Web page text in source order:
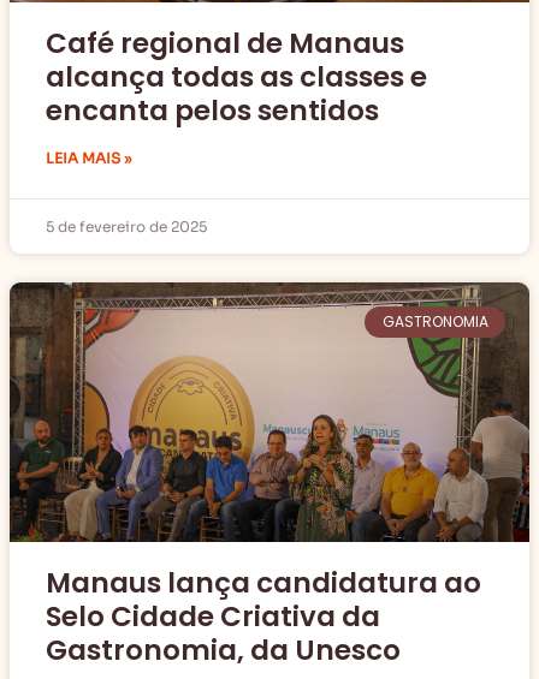
Café regional de Manaus
alcança todas as classes e
encanta pelos sentidos
LEIA MAIS »
5 de fevereiro de 2025
GASTRONOMIA
Manaus lança candidatura ao
Selo Cidade Criativa da
Gastronomia, da Unesco